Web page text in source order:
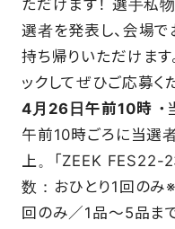
ただけます！ 選手私
選者を発表し、会場
持ち帰りいただけます
ックしてぜひご応募く
4月26日午前10時
午前10時ごろに当選
上。「ZEEK FES22-
数：おひとり1回のみ
回のみ／1品～5品ま